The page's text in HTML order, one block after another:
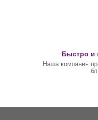
Быстро и
Наша компания